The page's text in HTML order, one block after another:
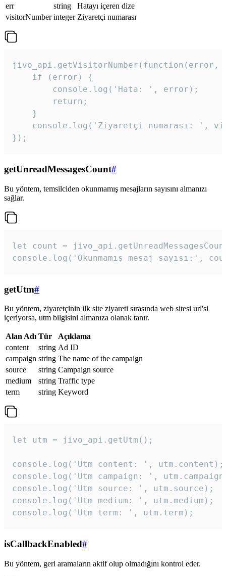
err
string
Hatayı içeren dize
visitorNumber integer Ziyaretçi numarası
jivo_api.getVisitorNumber(function(error,
    if (error) {
        console.log('Hata: ', error);
        return;
    }
console.log('Ziyaretçi numarası: ',
});
getUnreadMessagesCount#
Bu yöntem, temsilciden okunmamış mesajların sayısını almanızı
sağlar.
let count =
console.log('Okunmamış mesaj sayısı:',
getUtm#
Bu yöntem, ziyaretçinin ilk site ziyareti sırasında web sitesi url'si
içeriyorsa, utm bilgisini almanıza olanak tanır.
Alan Adı Tür
Açıklama
content
string Ad ID
campaign string The name of the campaign
source
string Campaign source
medium
string Traffic type
term
string Keyword
let utm = jivo_api.getUtm();
console.log('Utm content: ', utm.content);
console.log('Utm campaign: ',
console.log('Utm source: ', utm.source);
console.log('Utm medium: ', utm.medium);
console.log('Utm term: ', utm.term);
isCallbackEnabled#
Bu yöntem, geri aramaların aktif olup olmadığını kontrol eder.